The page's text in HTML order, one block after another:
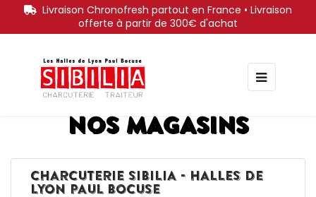
Livraison Chronofresh partout en France • Livraison
offerte à partir de 300€ d'achat
Basculer
la
☰
Nos magasins
CHARCUTERIE SIBILIA - HALLES DE
LYON PAUL BOCUSE